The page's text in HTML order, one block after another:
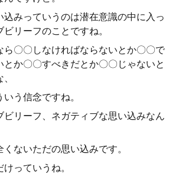
込みっていうのは潜在意識の中に入っ
リーフのことですね。
ら〇〇しなければならないとか〇〇で
とか〇〇すべきだとか〇〇じゃないと
う信念ですね。
ビリーフ、ネガティブな思い込みなん
ないただの思い込みです。
っていうね。